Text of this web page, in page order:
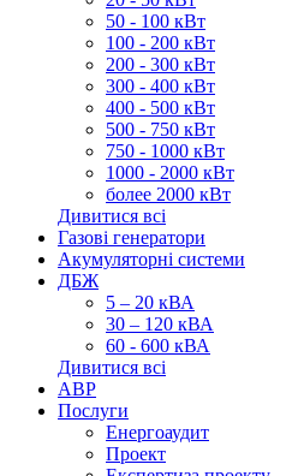
50 - 100 кВт
100 - 200 кВт
200 - 300 кВт
300 - 400 кВт
400 - 500 кВт
500 - 750 кВт
750 - 1000 кВт
1000 - 2000 кВт
более 2000 кВт
Дивитися всі
Газові генератори
Акумуляторні системи
ДБЖ
5 – 20 кВА
30 – 120 кВА
60 - 600 кВА
Дивитися всі
АВР
Послуги
Енергоаудит
Проект